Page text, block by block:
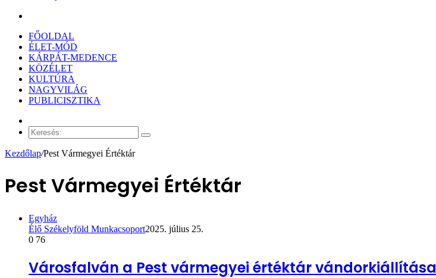
FŐOLDAL
ÉLET-MÓD
KÁRPÁT-MEDENCE
KÖZÉLET
KULTÚRA
NAGYVILÁG
PUBLICISZTIKA
cikk
Keresés:
Kezdőlap/Pest Vármegyei Értéktár
Pest Vármegyei Értéktár
Egyház
Élő Székelyföld Munkacsoport2025. július 25.
0 76
Városfalván a Pest vármegyei értéktár vándorkiállítása